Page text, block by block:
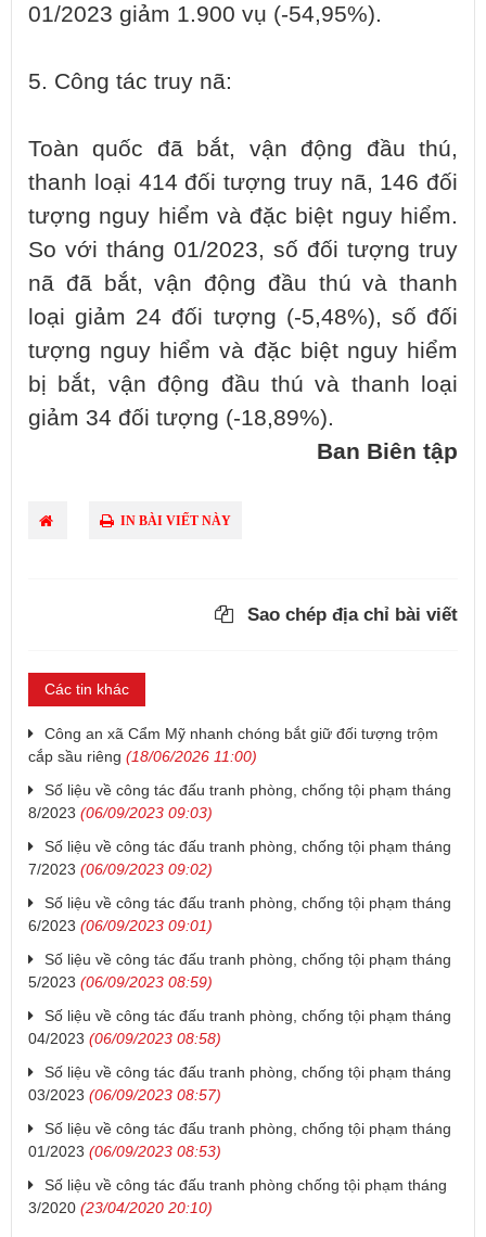
01/2023 giảm 1.900 vụ (-54,95%).
5. Công tác truy nã:
Toàn quốc đã bắt, vận động đầu thú,
thanh loại 414 đối tượng truy nã, 146 đối
tượng nguy hiểm và đặc biệt nguy hiểm.
So với tháng 01/2023, số đối tượng truy
nã đã bắt, vận động đầu thú và thanh
loại giảm 24 đối tượng (-5,48%), số đối
tượng nguy hiểm và đặc biệt nguy hiểm
bị bắt, vận động đầu thú và thanh loại
giảm 34 đối tượng (-18,89%).
Ban Biên tập
IN BÀI VIẾT NÀY
Sao chép địa chỉ bài viết
Các tin khác
Công an xã Cẩm Mỹ nhanh chóng bắt giữ đối tượng trộm
cắp sầu riêng (18/06/2026 11:00)
Số liệu về công tác đấu tranh phòng, chống tội phạm tháng
8/2023 (06/09/2023 09:03)
Số liệu về công tác đấu tranh phòng, chống tội phạm tháng
7/2023 (06/09/2023 09:02)
Số liệu về công tác đấu tranh phòng, chống tội phạm tháng
6/2023 (06/09/2023 09:01)
Số liệu về công tác đấu tranh phòng, chống tội phạm tháng
5/2023 (06/09/2023 08:59)
Số liệu về công tác đấu tranh phòng, chống tội phạm tháng
04/2023 (06/09/2023 08:58)
Số liệu về công tác đấu tranh phòng, chống tội phạm tháng
03/2023 (06/09/2023 08:57)
Số liệu về công tác đấu tranh phòng, chống tội phạm tháng
01/2023 (06/09/2023 08:53)
Số liệu về công tác đấu tranh phòng chống tội phạm tháng
3/2020 (23/04/2020 20:10)